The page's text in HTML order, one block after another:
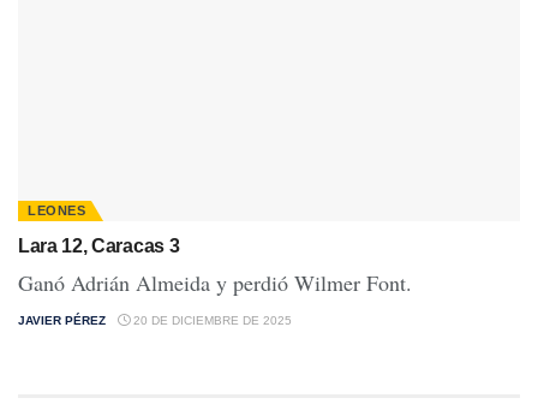
LEONES
Lara 12, Caracas 3
Ganó Adrián Almeida y perdió Wilmer Font.
JAVIER PÉREZ 20 DE DICIEMBRE DE 2025